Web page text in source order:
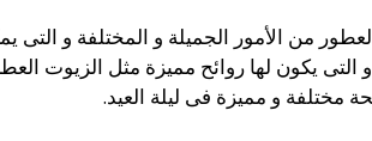
من الأمور الجميلة و المختلفة و
التى يكون لها روائح مميزة مثل الزيوت
مختلفة و مميزة فى ليلة العيد.